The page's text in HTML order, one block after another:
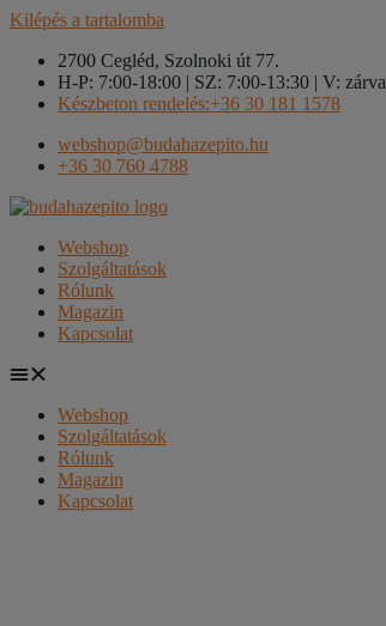
Kilépés a tartalomba
2700 Cegléd, Szolnoki út 77.
H-P: 7:00-18:00 | SZ: 7:00-13:30 | V: zárva
Készbeton rendelés:+36 30 181 1578
webshop@budahazepito.hu
+36 30 760 4788
Webshop
Szolgáltatások
Rólunk
Magazin
Kapcsolat
Webshop
Szolgáltatások
Rólunk
Magazin
Kapcsolat